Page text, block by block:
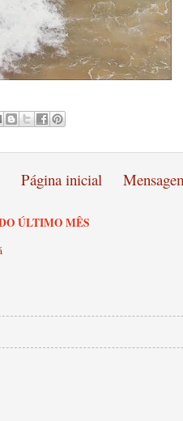
Página inicial
ÚLTIMO MÊS